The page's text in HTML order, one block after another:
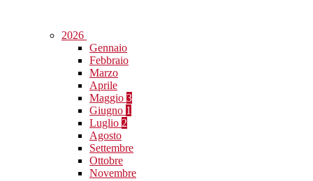
2026
Gennaio
Febbraio
Marzo
Aprile
Maggio 3
Giugno 1
Luglio 2
Agosto
Settembre
Ottobre
Novembre